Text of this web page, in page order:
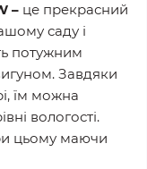
– це прекрасний
саду і
потужним
Завдяки
їм можна
вологості.
цьому маючи